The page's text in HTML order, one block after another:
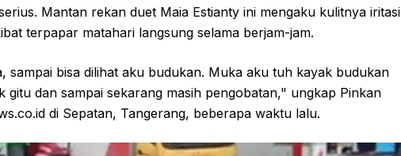
Mantan rekan duet Maia Estianty ini mengaku kulitnya iritasi
terpapar matahari langsung selama berjam-jam.
sampai bisa dilihat aku budukan. Muka aku tuh kayak budukan
gitu dan sampai sekarang masih pengobatan," ungkap Pinkan
di Sepatan, Tangerang, beberapa waktu lalu.